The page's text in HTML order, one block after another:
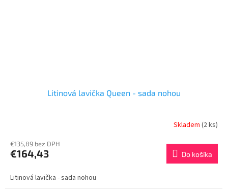
Litinová lavička Queen - sada nohou
Skladem (2 ks)
€135,89 bez DPH
€164,43 Do košíka
Litinová lavička - sada nohou